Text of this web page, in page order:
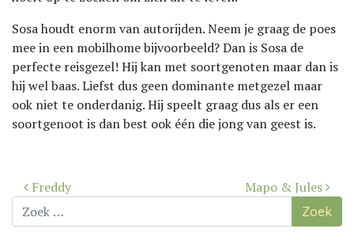
Sosa houdt enorm van autorijden. Neem je graag de poes
mee in een mobilhome bijvoorbeeld? Dan is Sosa de
perfecte reisgezel! Hij kan met soortgenoten maar dan is
hij wel baas. Liefst dus geen dominante metgezel maar
ook niet te onderdanig. Hij speelt graag dus als er een
soortgenoot is dan best ook één die jong van geest is.
Bericht
navigatie
Freddy
Mapo & Jules
Zoek
naar: